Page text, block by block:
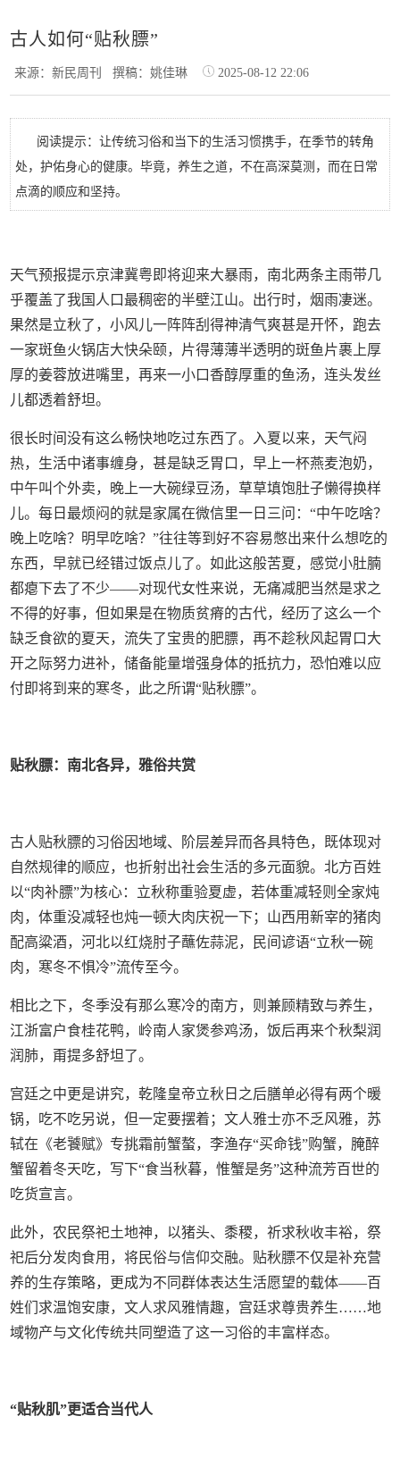
古人如何“贴秋膘”
来源：新民周刊撰稿：姚佳琳 2025-08-12 22:06
阅读提示：让传统习俗和当下的生活习惯携手，在季节的转角
处，护佑身心的健康。毕竟，养生之道，不在高深莫测，而在日常
点滴的顺应和坚持。
天气预报提示京津冀粤即将迎来大暴雨，南北两条主雨带几
乎覆盖了我国人口最稠密的半壁江山。出行时，烟雨凄迷。
果然是立秋了，小风儿一阵阵刮得神清气爽甚是开怀，跑去
一家斑鱼火锅店大快朵颐，片得薄薄半透明的斑鱼片裹上厚
厚的姜蓉放进嘴里，再来一小口香醇厚重的鱼汤，连头发丝
儿都透着舒坦。
很长时间没有这么畅快地吃过东西了。入夏以来，天气闷
热，生活中诸事缠身，甚是缺乏胃口，早上一杯燕麦泡奶，
中午叫个外卖，晚上一大碗绿豆汤，草草填饱肚子懒得换样
儿。每日最烦闷的就是家属在微信里一日三问：“中午吃啥？
晚上吃啥？明早吃啥？”往往等到好不容易憋出来什么想吃的
东西，早就已经错过饭点儿了。如此这般苦夏，感觉小肚腩
都瘪下去了不少——对现代女性来说，无痛减肥当然是求之
不得的好事，但如果是在物质贫瘠的古代，经历了这么一个
缺乏食欲的夏天，流失了宝贵的肥膘，再不趁秋风起胃口大
开之际努力进补，储备能量增强身体的抵抗力，恐怕难以应
付即将到来的寒冬，此之所谓“贴秋膘”。
贴秋膘：南北各异，雅俗共赏
古人贴秋膘的习俗因地域、阶层差异而各具特色，既体现对
自然规律的顺应，也折射出社会生活的多元面貌。北方百姓
以“肉补膘”为核心：立秋称重验夏虚，若体重减轻则全家炖
肉，体重没减轻也炖一顿大肉庆祝一下；山西用新宰的猪肉
配高粱酒，河北以红烧肘子蘸佐蒜泥，民间谚语“立秋一碗
肉，寒冬不惧冷”流传至今。
相比之下，冬季没有那么寒冷的南方，则兼顾精致与养生，
江浙富户食桂花鸭，岭南人家煲参鸡汤，饭后再来个秋梨润
润肺，甭提多舒坦了。
宫廷之中更是讲究，乾隆皇帝立秋日之后膳单必得有两个暖
锅，吃不吃另说，但一定要摆着；文人雅士亦不乏风雅，苏
轼在《老饕赋》专挑霜前蟹螯，李渔存“买命钱”购蟹，腌醉
蟹留着冬天吃，写下“食当秋暮，惟蟹是务”这种流芳百世的
吃货宣言。
此外，农民祭祀土地神，以猪头、黍稷，祈求秋收丰裕，祭
祀后分发肉食用，将民俗与信仰交融。贴秋膘不仅是补充营
养的生存策略，更成为不同群体表达生活愿望的载体——百
姓们求温饱安康，文人求风雅情趣，宫廷求尊贵养生……地
域物产与文化传统共同塑造了这一习俗的丰富样态。
“贴秋肌”更适合当代人